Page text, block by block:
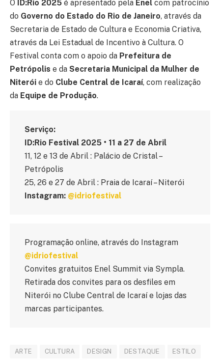
O ID:Rio 2025 é apresentado pela Enel com patrocínio
do Governo do Estado do Rio de Janeiro, através da
Secretaria de Estado de Cultura e Economia Criativa,
através da Lei Estadual de Incentivo à Cultura. O
Festival conta com o apoio da Prefeitura de
Petrópolis e da Secretaria Municipal da Mulher de
Niterói e do Clube Central de Icaraí, com realização
da Equipe de Produção.
Serviço:
ID:Rio Festival 2025 • 11 a 27 de Abril
11, 12 e 13 de Abril : Palácio de Cristal –
Petrópolis
25, 26 e 27 de Abril : Praia de Icaraí – Niterói
Instagram: @idriofestival
Programação online, através do Instagram
@idriofestival
Convites gratuitos Enel Summit via Sympla.
Retirada dos convites para os desfiles em
Niterói no Clube Central de Icaraí e lojas das
marcas participantes.
ARTE CULTURA DESIGN DESTAQUE ESTILO